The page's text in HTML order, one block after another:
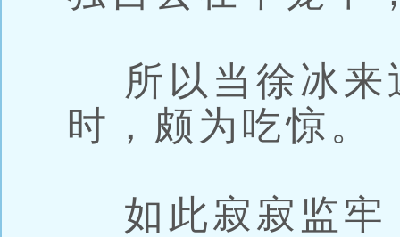
所以当徐冰来
时，颇为吃惊。
如此寂寂监牢